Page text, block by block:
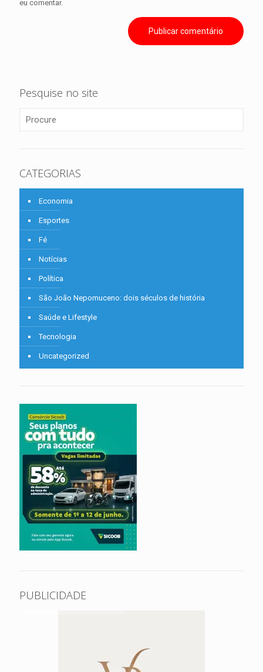
eu comentar.
Pesquise no site
CATEGORIAS
Economia
Esportes
Fé
Notícias
Política
São João Nepomuceno: dois séculos de história
Saúde e Lifestyle
Tecnologia
Uncategorized
PUBLICIDADE